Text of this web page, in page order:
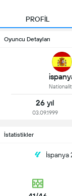
PROFİL
Oyuncu Detayları
26 yıl
03.09.1999
İstatistikler
İspanya